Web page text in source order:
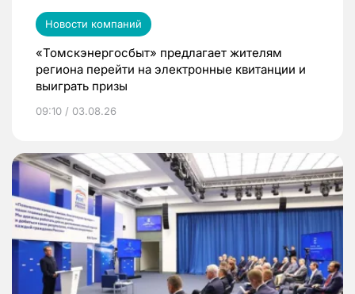
Новости компаний
«Томскэнергосбыт» предлагает жителям
региона перейти на электронные квитанции и
выиграть призы
09:10 / 03.08.26